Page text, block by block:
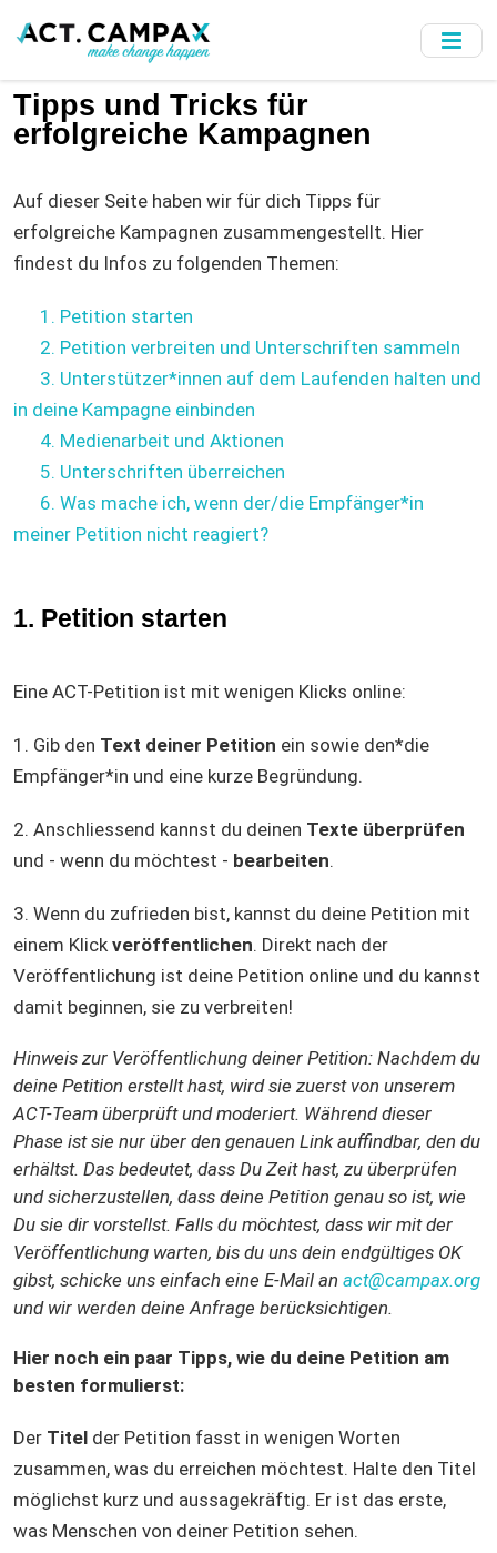
to
content
Tipps und Tricks für
erfolgreiche Kampagnen
Auf dieser Seite haben wir für dich Tipps für
erfolgreiche Kampagnen zusammengestellt. Hier
findest du Infos zu folgenden Themen:
1. Petition starten
2. Petition verbreiten und Unterschriften sammeln
3. Unterstützer*innen auf dem Laufenden halten und
in deine Kampagne einbinden
4. Medienarbeit und Aktionen
5. Unterschriften überreichen
6. Was mache ich, wenn der/die Empfänger*in
meiner Petition nicht reagiert?
1. Petition starten
Eine ACT-Petition ist mit wenigen Klicks online:
1. Gib den Text deiner Petition ein sowie den*die
Empfänger*in und eine kurze Begründung.
2. Anschliessend kannst du deinen Texte überprüfen
und - wenn du möchtest - bearbeiten.
3. Wenn du zufrieden bist, kannst du deine Petition mit
einem Klick veröffentlichen. Direkt nach der
Veröffentlichung ist deine Petition online und du kannst
damit beginnen, sie zu verbreiten!
Hinweis zur Veröffentlichung deiner Petition: Nachdem du
deine Petition erstellt hast, wird sie zuerst von unserem
ACT-Team überprüft und moderiert. Während dieser
Phase ist sie nur über den genauen Link auffindbar, den du
erhältst. Das bedeutet, dass Du Zeit hast, zu überprüfen
und sicherzustellen, dass deine Petition genau so ist, wie
Du sie dir vorstellst. Falls du möchtest, dass wir mit der
Veröffentlichung warten, bis du uns dein endgültiges OK
gibst, schicke uns einfach eine E-Mail an act@campax.org
und wir werden deine Anfrage berücksichtigen.
Hier noch ein paar Tipps, wie du deine Petition am
besten formulierst:
Der Titel der Petition fasst in wenigen Worten
zusammen, was du erreichen möchtest. Halte den Titel
möglichst kurz und aussagekräftig. Er ist das erste,
was Menschen von deiner Petition sehen.